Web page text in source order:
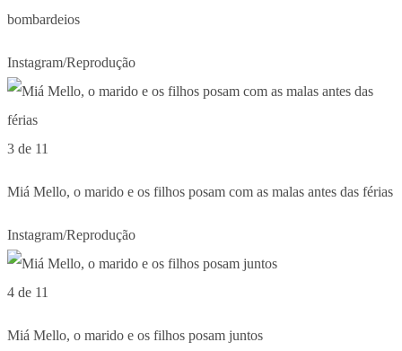
bombardeios
Instagram/Reprodução
3 de 11
Miá Mello, o marido e os filhos posam com as malas antes das férias
Instagram/Reprodução
4 de 11
Miá Mello, o marido e os filhos posam juntos